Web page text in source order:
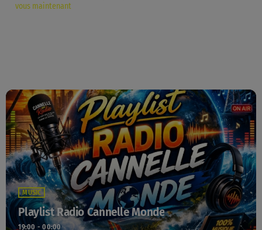
vous maintenant
MUSIC
Playlist Radio Cannelle Monde
19:00 - 00:00